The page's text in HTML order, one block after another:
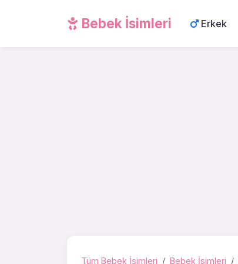
Bebek İsimleri Erkek
Tüm Bebek İsimleri Bebek İsimleri